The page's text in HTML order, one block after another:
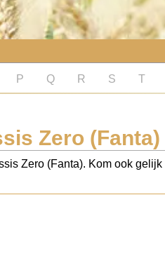
P Q R S T
Zero (Fanta)
Zero (Fanta). Kom ook